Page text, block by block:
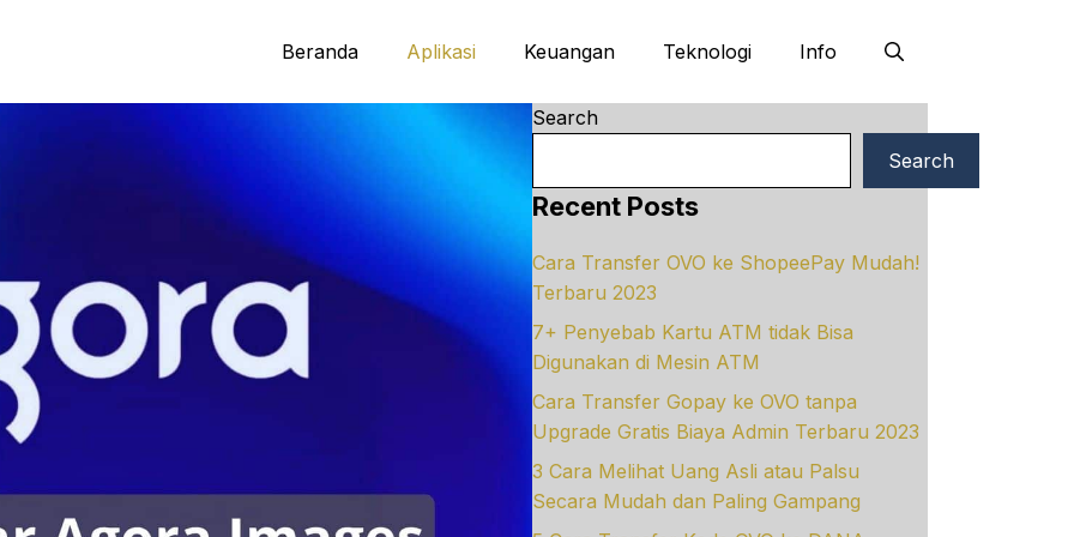
Beranda Aplikasi Keuangan Teknologi Info
Search
Search
Recent Posts
Cara Transfer OVO ke ShopeePay Mudah!
Terbaru 2023
7+ Penyebab Kartu ATM tidak Bisa
Digunakan di Mesin ATM
Cara Transfer Gopay ke OVO tanpa
Upgrade Gratis Biaya Admin Terbaru 2023
3 Cara Melihat Uang Asli atau Palsu
Secara Mudah dan Paling Gampang